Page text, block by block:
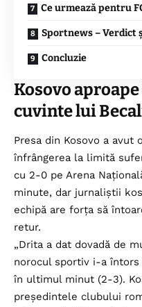
Ce urmează pentru
Sportnews – Verdict
Concluzie
Kosovo
cuvinte lui
Presa din Kosovo a avut
înfrângerea la limită
cu 2-0 pe Arena
minute, dar jurnaliștii
echipă are forța să
retur.
„Drita a dat dovadă de
norocul sportiv i-a
în ultimul minut (2-3).
președintele clubului